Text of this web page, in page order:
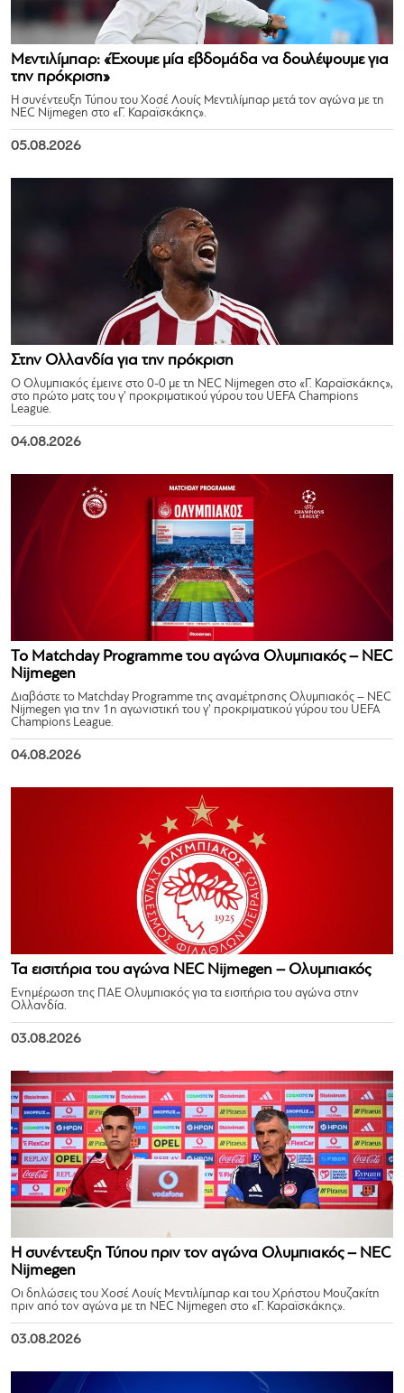
Μεντιλίμπαρ: «Έχουμε μία εβδομάδα να δουλέψουμε για
την πρόκριση»
Η συνέντευξη Τύπου του Χοσέ Λουίς Μεντιλίμπαρ μετά τον αγώνα με τη
NEC Nijmegen στο «Γ. Καραϊσκάκης».
05.08.2026
Στην Ολλανδία για την πρόκριση
Ο Ολυμπιακός έμεινε στο 0-0 με τη NEC Nijmegen στο «Γ. Καραϊσκάκης»,
στο πρώτο ματς του γ’ προκριματικού γύρου του UEFA Champions
League.
04.08.2026
Το Matchday Programme του αγώνα Ολυμπιακός – NEC
Nijmegen
Διαβάστε το Matchday Programme της αναμέτρησης Ολυμπιακός – NEC
Nijmegen για την 1η αγωνιστική του γ’ προκριματικού γύρου του UEFA
Champions League.
04.08.2026
Τα εισιτήρια του αγώνα NEC Nijmegen – Ολυμπιακός
Ενημέρωση της ΠΑΕ Ολυμπιακός για τα εισιτήρια του αγώνα στην
Ολλανδία.
03.08.2026
Η συνέντευξη Τύπου πριν τον αγώνα Ολυμπιακός – NEC
Nijmegen
Οι δηλώσεις του Χοσέ Λουίς Μεντιλίμπαρ και του Χρήστου Μουζακίτη
πριν από τον αγώνα με τη NEC Nijmegen στο «Γ. Καραϊσκάκης».
03.08.2026